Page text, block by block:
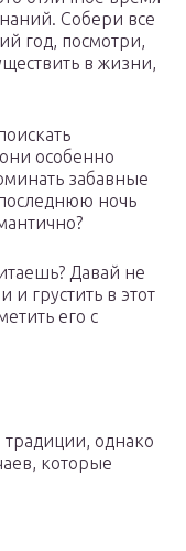
Собери все
год, посмотри,
в жизни,
особенно
забавные
ночь
Давай не
грустить в этот
его с
однако
которые